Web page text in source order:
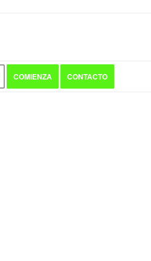
COMIENZA CONTACTO